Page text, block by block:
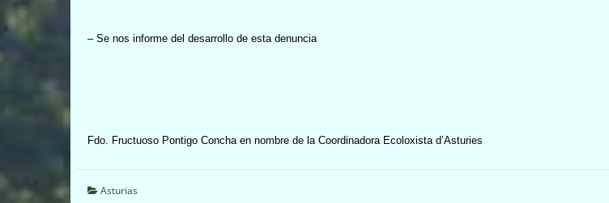
– Se nos informe del desarrollo de esta denuncia
Fdo. Fructuoso Pontigo Concha en nombre de la Coordinadora Ecoloxista d’Asturies
Asturias